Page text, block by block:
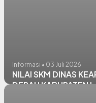
Informasi • 03 Juli 2026
NILAI SKM DINAS
DERAH KABUPATEN